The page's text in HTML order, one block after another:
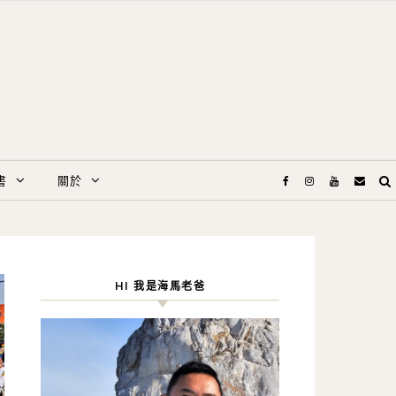
關於
HI 我是海馬老爸